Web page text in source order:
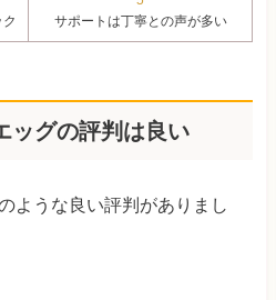
サポートは丁寧との声が多い
ッグの評判は良い
ような良い評判がありまし